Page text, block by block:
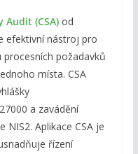
Audit (CSA)od
efektivní nástroj pro
procesních požadavků
místa. CSA
a zavádění
NIS2. Aplikace CSA je
řízení